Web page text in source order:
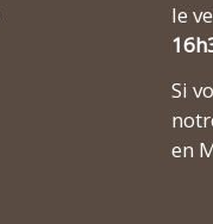
le
Si
en